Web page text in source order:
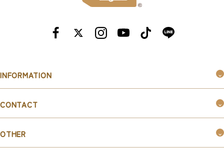
INFORMATION
お知らせ
CONTACT
OTHER